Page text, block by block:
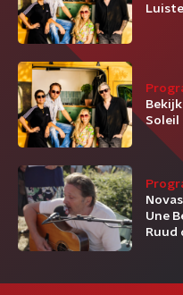
Soleil
Une
Ruud